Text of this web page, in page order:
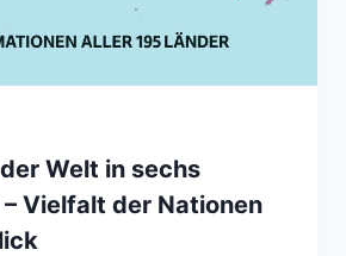
Welt in sechs
Vielfalt der Nationen